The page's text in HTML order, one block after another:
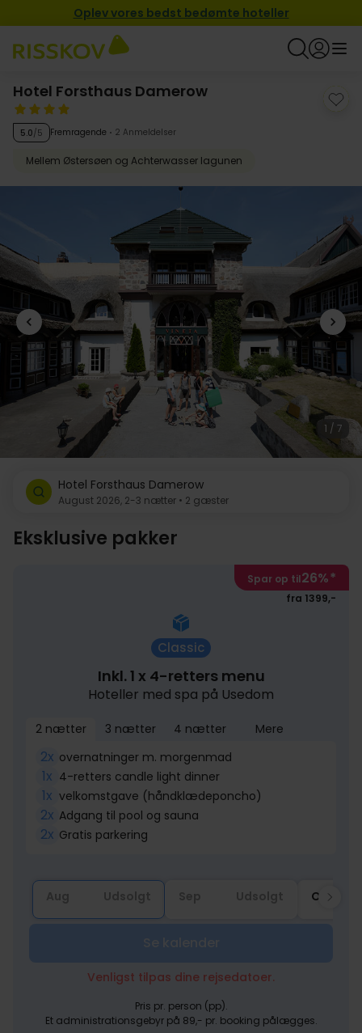
Oplev vores bedst bedømte hoteller
Hotel Forsthaus Damerow
5.0/5 Fremragende 2 Anmeldelser
Mellem Østersøen og Achterwasser lagunen
1 / 7
Hotel Forsthaus Damerow
August 2026, 2-3 nætter • 2 gæster
Eksklusive pakker
Spar op til26%*
fra 1399,-
Classic
Inkl. 1 x 4-retters menu
Hoteller med spa på Usedom
2 nætter 3 nætter 4 nætter Mere
2x overnatninger m. morgenmad
1x 4-retters candle light dinner
1x velkomstgave (håndklædeponcho)
2x Adgang til pool og sauna
2x Gratis parkering
Okt
Venligst tilpas dine rejsedatoer.
Pris pr. person (pp).
Et administrationsgebyr på 89,- pr. booking pålægges.